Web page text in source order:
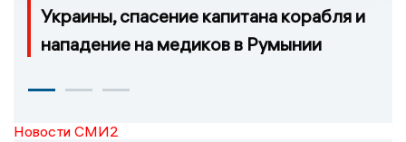
Украины, спасение капитана корабля и
нападение на медиков в Румынии
Новости СМИ2